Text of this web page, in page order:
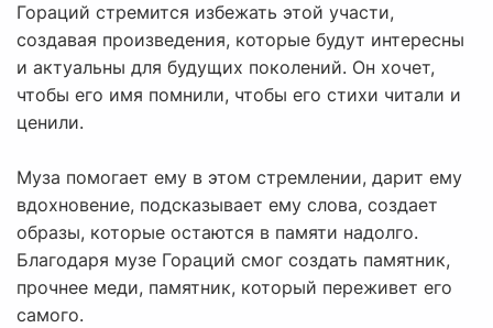
Гораций стремится избежать этой участи,
создавая произведения, которые будут интересны
и актуальны для будущих поколений. Он хочет,
чтобы его имя помнили, чтобы его стихи читали и
ценили.
Муза помогает ему в этом стремлении, дарит ему
вдохновение, подсказывает ему слова, создает
образы, которые остаются в памяти надолго.
Благодаря музе Гораций смог создать памятник,
прочнее меди, памятник, который переживет его
самого.